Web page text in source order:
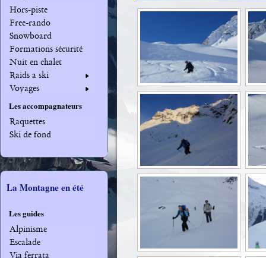
Hors-piste
Free-rando
Snowboard
Formations sécurité
Nuit en chalet
Raids a ski
Voyages
Les accompagnateurs
Raquettes
Ski de fond
La Montagne en été
Les guides
Alpinisme
Escalade
Via ferrata